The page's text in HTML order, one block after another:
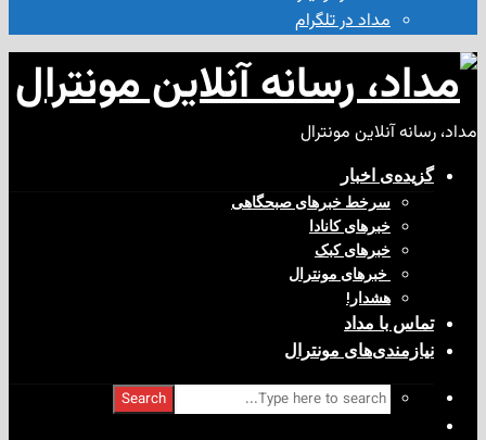
مداد در تلگرام
مونترال
اخبار
سرخط خبرهای صبحگاهی
خبرهای کانادا
خبرهای کبک
‌ خبرهای مونترال
مداد
مونترال
Search